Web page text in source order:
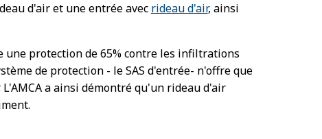
d'air et une entrée avec rideau d'air, ainsi
protection de 65% contre les infiltrations
de protection - le SAS d'entrée- n'offre que
a ainsi démontré qu'un rideau d'air